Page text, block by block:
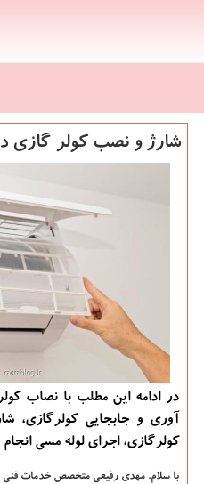
شارژ و نصب كولر گازی
در ادامه این مطلب با نصاب
آوری و جابجایی كولرگازی،
كولرگازی، اجرای لوله مسی
با سلام. مهدی رفیعی متخصص خدمات فنی